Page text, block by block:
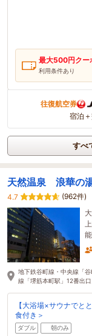
最大500円クー
利用条件あり
往復航空券
宿泊
すべ
天然温泉 浪華の
4.7
(962件)
地下鉄谷町線・中央線「
線「堺筋本町駅」12番出
【大浴場×サウナでと
食付き＞
ダブル 朝のみ